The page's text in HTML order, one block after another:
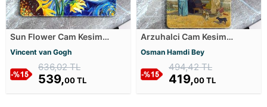
Sun Flower Cam Kesim
Tablası
Vincent van Gogh
636,02 TL
539,00 TL
Arzuhalci Cam Kesim
Osman Hamdi Bey
494,42 TL
419,00 TL